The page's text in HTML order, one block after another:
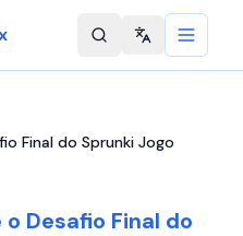
Change
Final do Sprunki Jogo
Desafio Final do